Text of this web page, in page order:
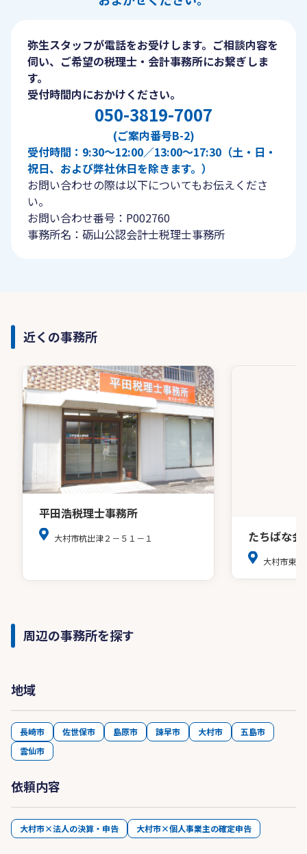
弥生スタッフが電話をお受けします。ご相談内容を
伺い、ご希望の税理士・会計事務所にお繋ぎしま
す。
受付時間内におかけください。
050-3819-7007
(ご案内番号B-2)
受付時間：9:30〜12:00／13:00〜17:30（土・日・
祝日、および弊社休日を除きます。）
お問い合わせの際は以下についてもお伝えくださ
い。
お問い合わせ番号：P002760
事務所名：砺山公認会計士税理士事務所
近くの事務所
平田浩税理士事務所
大村市杭出津２－５１－１ たちばな会
大村市東
周辺の事務所を探す
地域
長崎市 佐世保市 島原市 諫早市 大村市
五島市
雲仙市
依頼内容
大村市×法人の決算・申告 大村市×個人事業主の確定申告